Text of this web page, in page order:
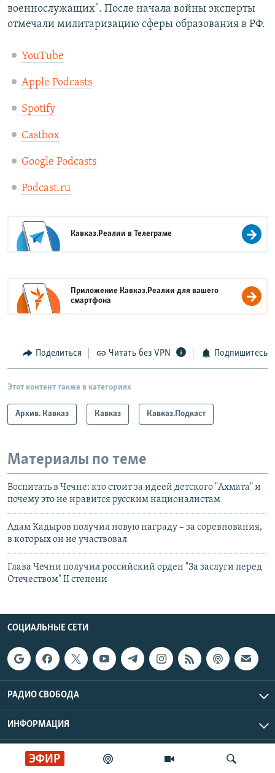
ЭФИР
военнослужащих". После начала войны эксперты
отмечали милитаризацию сферы образования в РФ.
YouTube
Apple Podcasts
Spotify
Castbox
Google Podcasts
Podcast.ru
Кавказ.Реалии вТелеграме
Приложение Кавказ.Реалии для вашего
смартфона
Поделиться Читать без VPN Подпишитесь
Этот контент также в категориях
Архив. Кавказ Кавказ Кавказ.Подкаст
Материалы по теме
Воспитать в Чечне: кто стоит за идеей детского "Ахмата" и
почему это не нравится русским националистам
Адам Кадыров получил новую награду – за соревнования,
в которых он не участвовал
Глава Чечни получил российский орден "За заслуги перед
Отечеством" II степени
СОЦИАЛЬНЫЕ СЕТИ
РАДИО СВОБОДА
ИНФОРМАЦИЯ
Радио Свобода © 2026 RFE/RL, Inc. | Все права защищены.